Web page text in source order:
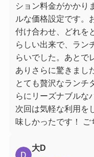
ション料金がかかり
ルな価格設定です。
付け合わせ、どれを
らしい出来で、ラン
らいでした。あとで
ありさらに驚きまし
とても贅沢なランチ
らにリーズナブルな
次回は気軽な利用を
味しかったです！ ご
大D